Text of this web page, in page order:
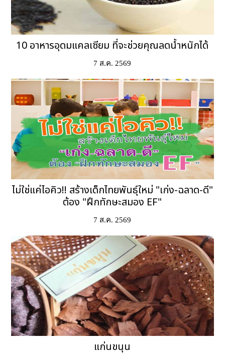
10 อาหารอุดมแคลเซียม ที่จะช่วยคุณลดน้ำหนักได้
7 ส.ค. 2569
ไม่ใช่แค่ไอคิว!! สร้างเด็กไทยพันธุ์ใหม่ "เก่ง-ฉลาด-ดี"
ต้อง "ฝึกทักษะสมอง EF"
7 ส.ค. 2569
แก่นขนุน